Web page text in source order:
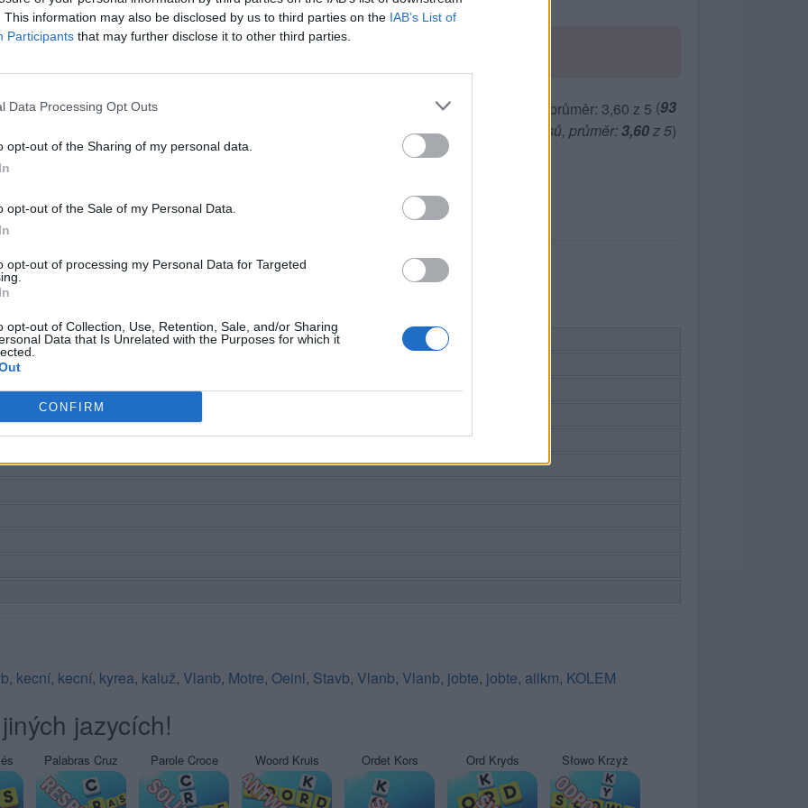
This information may also be disclosed by us to third parties on the IAB’s List of
Participants that may further disclose it to other third parties.
Data Processing Opt Outs
opt-out of the Sharing of my personal data.
opt-out of the Sale of my Personal Data.
opt-out of processing my Personal Data for Targeted
opt-out of Collection, Use, Retention, Sale, and/or Sharing
Data that Is Unrelated with the Purposes for which it
CONFIRM
(93
hlasů, průměr:3,60z 5)
ale doporučujeme použít vyhledávání podle písmen.
, kecní, kecní, kyrea, kaluž, Vlanb, Motre, Oeinl, Stavb, Vlanb, Vlanb, jobte, jobte, ailkm, KOLEM
jazycích!
Palabras Cruz Parole Croce Woord Kruis Ordet Kors Ord Kryds Słowo Krzyż